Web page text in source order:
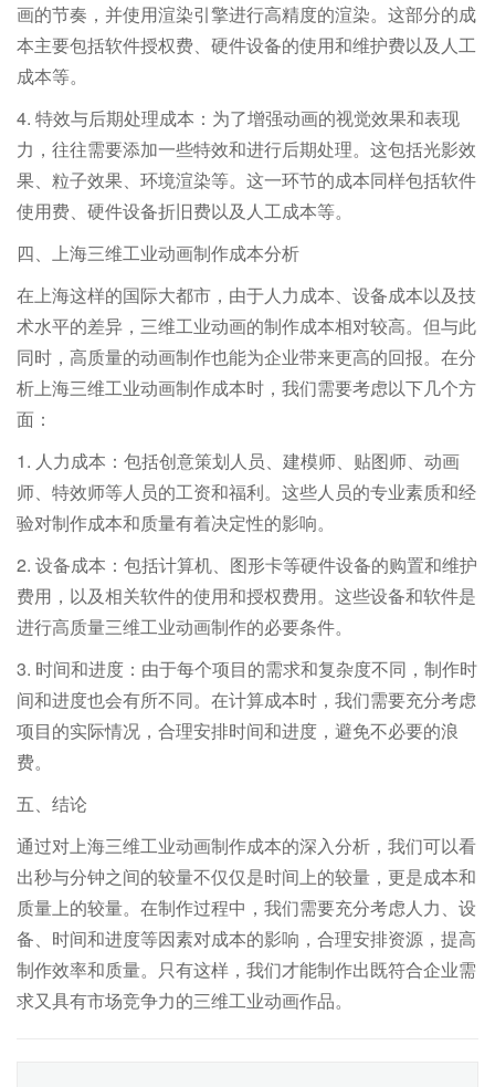
画的节奏，并使用渲染引擎进行高精度的渲染。这部分的成
本主要包括软件授权费、硬件设备的使用和维护费以及人工
成本等。
4. 特效与后期处理成本：为了增强动画的视觉效果和表现
力，往往需要添加一些特效和进行后期处理。这包括光影效
果、粒子效果、环境渲染等。这一环节的成本同样包括软件
使用费、硬件设备折旧费以及人工成本等。
四、上海三维工业动画制作成本分析
在上海这样的国际大都市，由于人力成本、设备成本以及技
术水平的差异，三维工业动画的制作成本相对较高。但与此
同时，高质量的动画制作也能为企业带来更高的回报。在分
析上海三维工业动画制作成本时，我们需要考虑以下几个方
面：
1. 人力成本：包括创意策划人员、建模师、贴图师、动画
师、特效师等人员的工资和福利。这些人员的专业素质和经
验对制作成本和质量有着决定性的影响。
2. 设备成本：包括计算机、图形卡等硬件设备的购置和维护
费用，以及相关软件的使用和授权费用。这些设备和软件是
进行高质量三维工业动画制作的必要条件。
3. 时间和进度：由于每个项目的需求和复杂度不同，制作时
间和进度也会有所不同。在计算成本时，我们需要充分考虑
项目的实际情况，合理安排时间和进度，避免不必要的浪
费。
五、结论
通过对上海三维工业动画制作成本的深入分析，我们可以看
出秒与分钟之间的较量不仅仅是时间上的较量，更是成本和
质量上的较量。在制作过程中，我们需要充分考虑人力、设
备、时间和进度等因素对成本的影响，合理安排资源，提高
制作效率和质量。只有这样，我们才能制作出既符合企业需
求又具有市场竞争力的三维工业动画作品。